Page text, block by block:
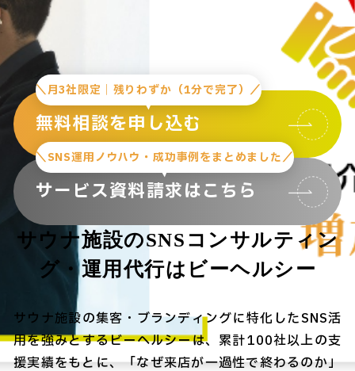
＼月3社限定｜残りわずか（1分で完了）／
無料相談を申し込む
＼SNS運用ノウハウ・成功事例をまとめました／
サービス資料請求はこちら
サウナ施設のSNSコンサルティン
グ・運用代行はビーヘルシー
サウナ施設の集客・ブランディングに特化したSNS活
用を強みとするビーヘルシーは、累計100社以上の支
援実績をもとに、「なぜ来店が一過性で終わるのか」